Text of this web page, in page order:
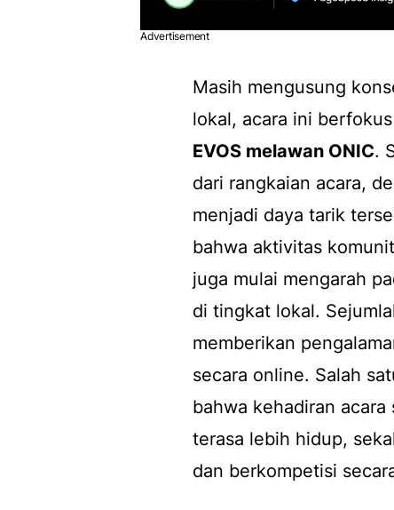
Advertisement
Masih mengusung
lokal, acara ini
EVOS melawan ONIC.
dari rangkaian acara,
menjadi daya tarik
bahwa aktivitas
juga mulai mengarah
di tingkat lokal.
memberikan
secara online. Salah
bahwa kehadiran
terasa lebih hidup,
dan berkompetisi